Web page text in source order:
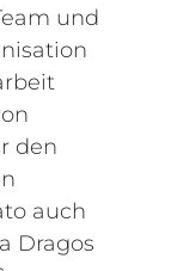
und
den
auch
Dragos